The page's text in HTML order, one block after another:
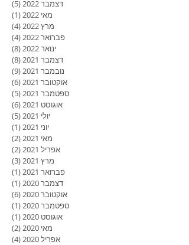
דצמבר 2022
(5)
מאי 2022
(1)
מרץ 2022
(4)
פברואר 2022
(4)
ינואר 2022
(8)
דצמבר 2021
(8)
נובמבר 2021
(9)
אוקטובר 2021
(6)
ספטמבר 2021
(5)
אוגוסט 2021
(6)
יולי 2021
(5)
יוני 2021
(1)
מאי 2021
(2)
אפריל 2021
(2)
מרץ 2021
(3)
פברואר 2021
(1)
דצמבר 2020
(1)
אוקטובר 2020
(6)
ספטמבר 2020
(1)
אוגוסט 2020
(1)
מאי 2020
(2)
אפריל 2020
(4)